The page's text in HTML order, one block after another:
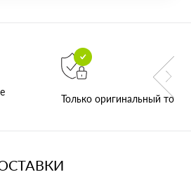
Только оригинальный товар